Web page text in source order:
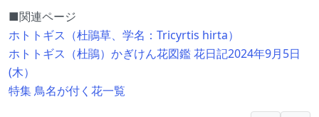
■関連ページ
ホトトギス（杜鵑草、学名：Tricyrtis hirta）
ホトトギス（杜鵑）かぎけん花図鑑 花日記2024年9月5日
(木）
特集 鳥名が付く花一覧